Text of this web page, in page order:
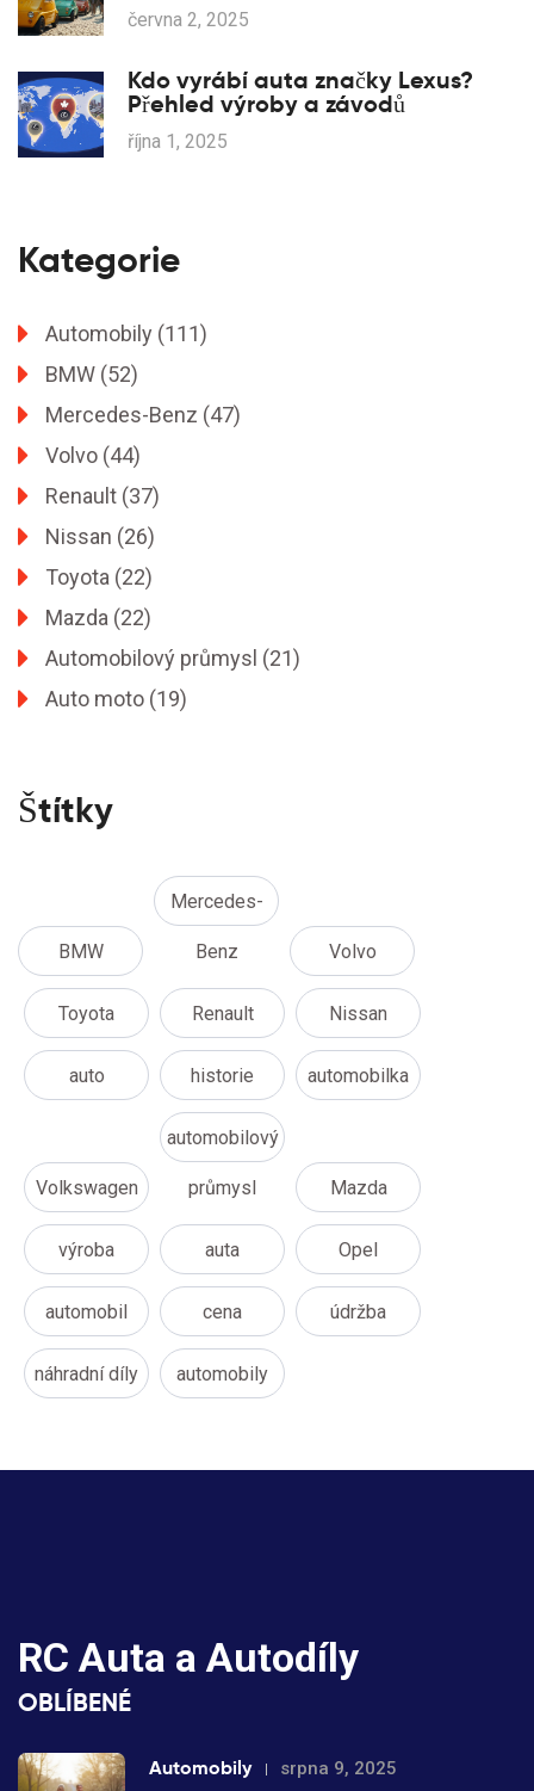
června 2, 2025
Kdo vyrábí auta značky Lexus?
Přehled výroby a závodů
října 1, 2025
Kategorie
Automobily (111)
BMW (52)
Mercedes-Benz (47)
Volvo (44)
Renault (37)
Nissan (26)
Toyota (22)
Mazda (22)
Automobilový průmysl (21)
Auto moto (19)
Štítky
BMW
Mercedes-
Benz Volvo
Toyota Renault Nissan
auto historie automobilka
Volkswagen
automobilový
průmysl Mazda
výroba auta Opel
automobil cena údržba
náhradní díly automobily
RC Auta a Autodíly
OBLÍBENÉ
Automobily srpna 9, 2025